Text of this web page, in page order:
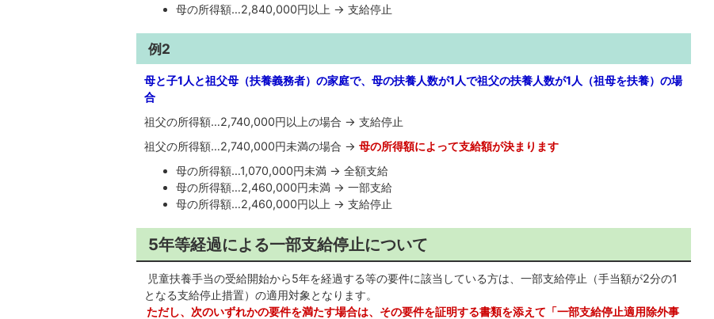
母の所得額…2,840,000円以上 → 支給停止
例2
母と子1人と祖父母（扶養義務者）の家庭で、母の扶養人数が1人で祖父の扶養人数が1人（祖母を扶養）の場
合
祖父の所得額…2,740,000円以上の場合 → 支給停止
祖父の所得額…2,740,000円未満の場合 → 母の所得額によって支給額が決まります
母の所得額…1,070,000円未満 → 全額支給
母の所得額…2,460,000円未満 → 一部支給
母の所得額…2,460,000円以上 → 支給停止
5年等経過による一部支給停止について
児童扶養手当の受給開始から5年を経過する等の要件に該当している方は、一部支給停止（手当額が2分の1
となる支給停止措置）の適用対象となります。
ただし、次のいずれかの要件を満たす場合は、その要件を証明する書類を添えて「一部支給停止適用除外事